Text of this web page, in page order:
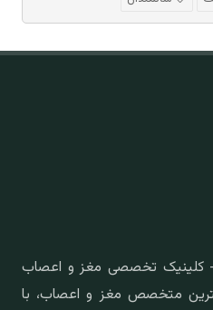
کلینیک تخصصی مغز و اعصاب
متخصص مغز و اعصاب، با